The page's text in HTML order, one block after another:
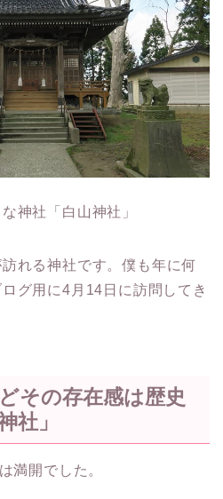
神社「白山神社」
れる神社です。僕も年に何
グ用に4月14日に訪問してき
その存在感は歴史
社」
満開でした。